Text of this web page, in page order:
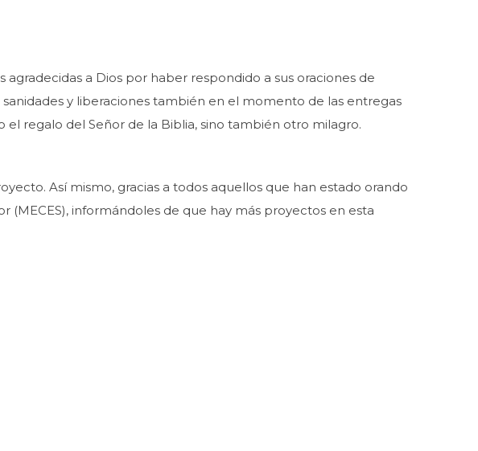
a Dios por haber respondido a sus oraciones de
y liberaciones también en el momento de las entregas
regalo del Señor de la Biblia, sino también otro milagro.
Así mismo, gracias a todos aquellos que han estado orando
informándoles de que hay más proyectos en esta